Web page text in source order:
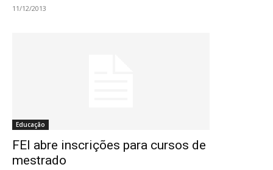
11/12/2013
Educação
FEI abre inscrições para cursos de
mestrado